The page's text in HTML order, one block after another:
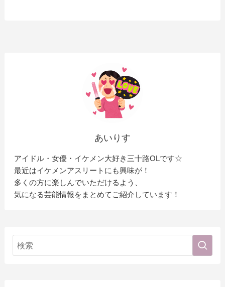
あいりす
アイドル・女優・イケメン大好き三十路OLです☆
最近はイケメンアスリートにも興味が！
多くの方に楽しんでいただけるよう、
気になる芸能情報をまとめてご紹介しています！